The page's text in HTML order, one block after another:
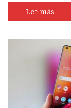
Lee más